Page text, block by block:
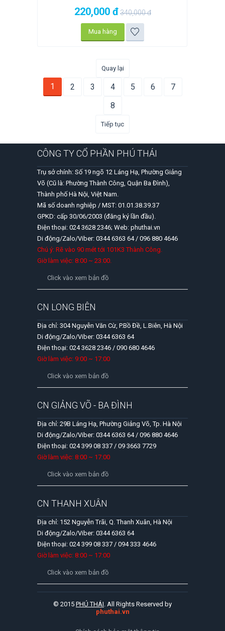
220,000 đ340,000đ
Mua hàng
Quay lại
1 2 3 4 5 6
7
8
Tiếp tục
CÔNG TY CỔ PHẦN PHÚ THÁI
Trụ sở chính: Số 19 ngõ 12 Láng Hạ, Phường Giảng
Võ (Cũ là: Phường Thành Công, Quận Ba Đình),
Thành phố Hà Nội, Việt Nam.
Mã số doanh nghiệp / MST: 01.01.38.39.37
GPKD: cấp 30/06/2003 (đăng ký lần đầu).
Điện thoại: 024 3628 2346; Web: phuthai.vn
Di động/Zalo/Viber: 0344 6363 64 / 096 880 4646
Chú ý: Rẽ vào 90 mét tới 101K3 Thành Công.
Giờ làm việc: 8:00 ~ 23:00.
Click vào xem bản đồ
CN LONG BIÊN
Địa chỉ: 304 Nguyễn Văn Cừ, P.Bồ Đề, L.Biên, Hà Nội
Di động/Zalo/Viber: 0344 6363 64
Điện thoại: 024 3628 2346 / 090 680 4646
Giờ làm việc: 9:00 ~ 17:00
Click vào xem bản đồ
CN GIẢNG VÕ - BA ĐÌNH
Địa chỉ: 29B Láng Hạ, Phường Giảng Võ, Tp. Hà Nội
Di động/Zalo/Viber: 0344 6363 64 / 096 880 4646
Điện thoại: 024 399 08 337 / 09 3663 7729
Giờ làm việc: 8:00 ~ 17:00
Click vào xem bản đồ
CN THANH XUÂN
Địa chỉ: 152 Nguyễn Trãi, Q. Thanh Xuân, Hà Nội
Di động/Zalo/Viber: 0344 6363 64
Điện thoại: 024 399 08 337 / 094 333 4646
Giờ làm việc: 8:00 ~ 17:00
Click vào xem bản đồ
© 2015 PHÚ THÁI. All Rights Reserved by
phuthai.vn